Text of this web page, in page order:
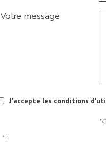
Votre message
J'accepte les conditions
*
* :